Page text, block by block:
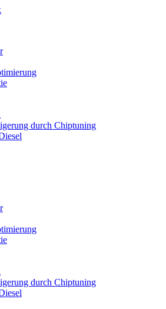
durch Chiptuning
durch Chiptuning